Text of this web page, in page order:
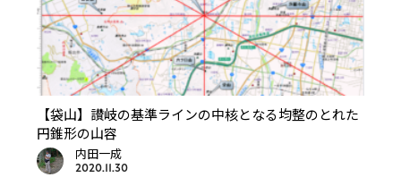
【袋山】讃岐の基準ラインの中核となる均整のとれた
円錐形の山容
内田一成
2020.11.30